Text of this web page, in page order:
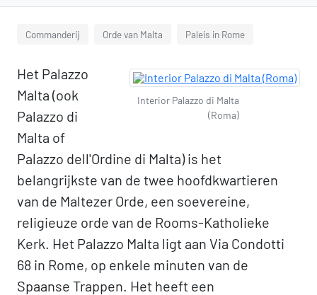
Commanderij Orde van Malta Paleis in Rome
Interior Palazzo di Malta
(Roma)
Het Palazzo
Malta (ook
Palazzo di
Malta of
Palazzo dell'Ordine di Malta) is het
belangrijkste van de twee hoofdkwartieren
van de Maltezer Orde, een soevereine,
religieuze orde van de Rooms-Katholieke
Kerk. Het Palazzo Malta ligt aan Via Condotti
68 in Rome, op enkele minuten van de
Spaanse Trappen. Het heeft een